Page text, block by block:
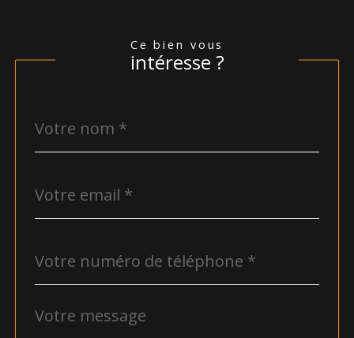
ce bien vous
intéresse ?
par
*
*
*
Fieldset
par
Message
*